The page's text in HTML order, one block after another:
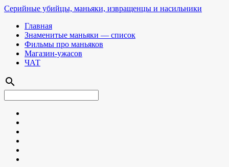
Серийные убийцы, маньяки, извращенцы и насильники
Главная
Знаменитые маньяки — список
Фильмы про маньяков
Магазин-ужасов
ЧАТ
search